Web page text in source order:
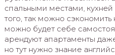
спальными местами,
того, так можно сэкономить
можно будет себе
арендуют апартаменты
но тут нужно знание